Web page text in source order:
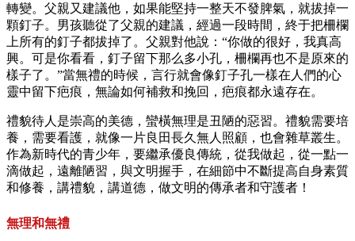
轉變。父親又建議他，如果能堅持一整天不發脾氣，就拔掉一
顆釘子。男孩聽從了父親的建議，經過一段時間，終于把柵欄
上所有的釘子都拔掉了。父親對他說：“你做的很好，我真高
興。可是你看看，釘子留下那么多小孔，柵欄再也不是原來的
樣子了。”當無禮的時候，言行就會像釘子孔一樣在人們的心
靈中留下疤痕，無論如何補救和挽回，疤痕都永遠存在。
禮貌待人是崇高的美德，蠻橫無理是丑陋的惡習。禮貌需要培
養，需要看護，就像一片良田長久無人照顧，也會雜草叢生。
作為新時代的青少年，要繼承優良傳統，從我做起，從一點一
滴做起，遠離陋習，與文明握手，在細節中不斷提高自身素質
和修養，講禮貌，講道德，做文明的傳承者和守護者！
無理和無禮